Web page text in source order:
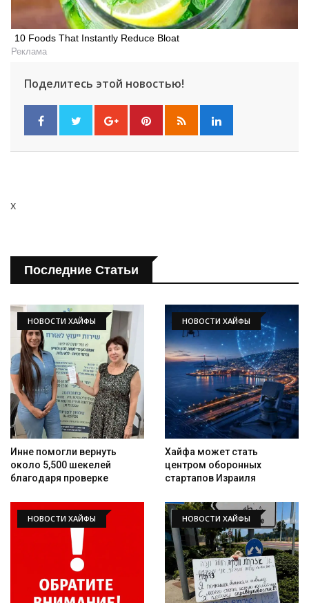
10 Foods That Instantly Reduce Bloat
Реклама
Поделитесь этой новостью!
x
Последние Статьи
НОВОСТИ ХАЙФЫ
Инне помогли вернуть
около 5,500 шекелей
благодаря проверке
НОВОСТИ ХАЙФЫ
Хайфа может стать
центром оборонных
стартапов Израиля
НОВОСТИ ХАЙФЫ НОВОСТИ ХАЙФЫ